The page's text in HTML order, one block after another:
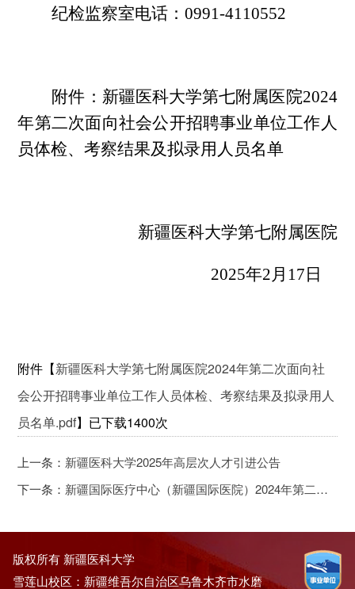
纪检监察室电话：0991-4110552
附件：新疆医科大学第七附属医院2024
年第二次面向社会公开招聘事业单位工作人
员体检、考察结果及拟录用人员名单
新疆医科大学第七附属医院
2025年2月 17 日
附件【新疆医科大学第七附属医院2024年第二次面向社
会公开招聘事业单位工作人员体检、考察结果及拟录用人
员名单.pdf】已下载1400次
上一条： 新疆医科大学2025年高层次人才引进公告
下一条： 新疆国际医疗中心（新疆国际医院）2024年第二次面向社会公开招聘编制外事业单位工作人员体检、考察结果及拟录用人员公示
版权所有 新疆医科大学
雪莲山校区：新疆维吾尔自治区乌鲁木齐市水磨